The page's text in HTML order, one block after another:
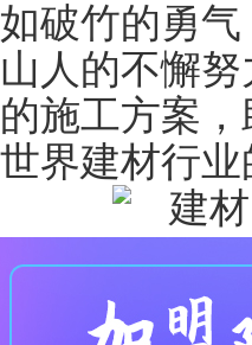
如破竹的勇
山人的不懈
的施工方案
世界建材行